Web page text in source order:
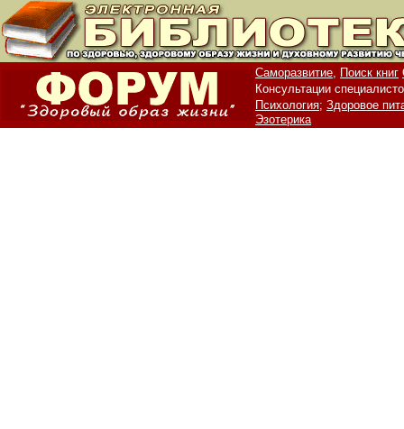
Саморазвитие, Поиск книг
Консультации
Психология; Здоровое
Эзотерика